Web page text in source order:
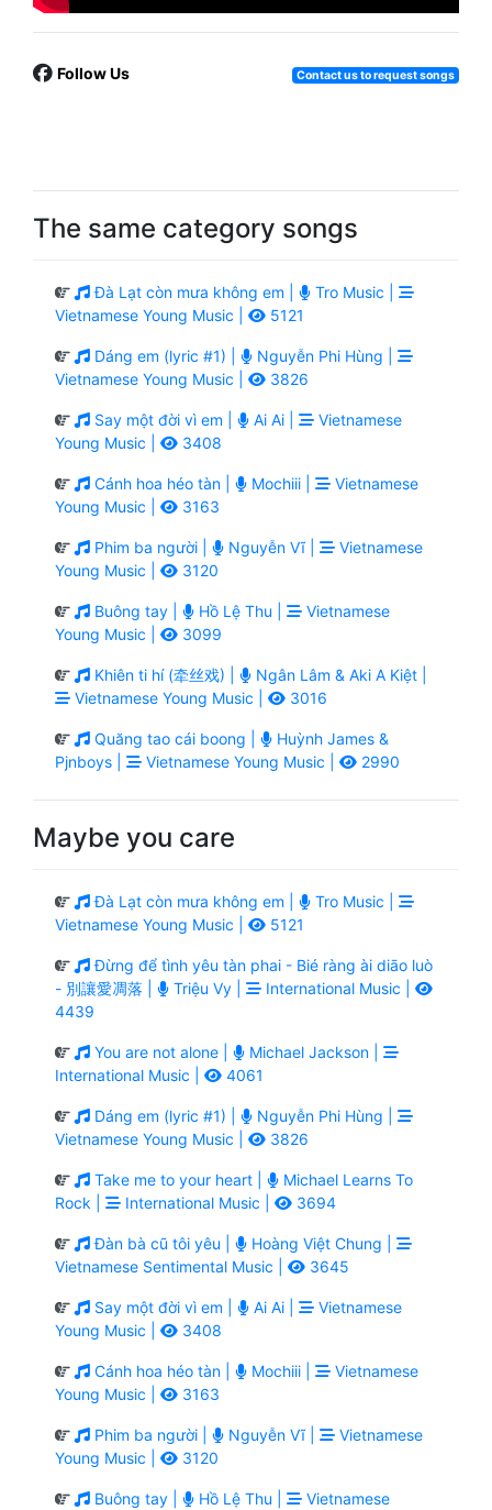
Follow Us Contact us to request songs
The same category songs
Đà Lạt còn mưa không em |
Tro Music |
Vietnamese Young Music |
5121
Dáng em (lyric #1) |
Nguyễn Phi Hùng |
Vietnamese Young Music |
3826
Say một đời vì em | Ai Ai |
Vietnamese
Young Music |
3408
Cánh hoa héo tàn | Mochiii |
Vietnamese
Young Music |
3163
Phim ba người | Nguyễn Vĩ |
Vietnamese
Young Music |
3120
Buông tay | Hồ Lệ Thu |
Vietnamese
Young Music |
3099
Khiên ti hí (牵丝戏) |
Ngân Lâm & Aki A Kiệt |
Vietnamese Young Music |
3016
Quăng tao cái boong |
Huỳnh James &
Pjnboys |
Vietnamese Young Music | 2990
Maybe you care
Đà Lạt còn mưa không em |
Tro Music |
Vietnamese Young Music |
5121
Đừng để tình yêu tàn phai - Bié ràng ài diāo luò
- 別讓愛凋落 |
Triệu Vy |
International Music |
4439
You are not alone |
Michael Jackson |
International Music |
4061
Dáng em (lyric #1) |
Nguyễn Phi Hùng |
Vietnamese Young Music |
3826
Take me to your heart |
Michael Learns To
Rock |
International Music | 3694
Đàn bà cũ tôi yêu |
Hoàng Việt Chung |
Vietnamese Sentimental Music |
3645
Say một đời vì em | Ai Ai |
Vietnamese
Young Music |
3408
Cánh hoa héo tàn | Mochiii |
Vietnamese
Young Music |
3163
Phim ba người | Nguyễn Vĩ |
Vietnamese
Young Music |
3120
Buông tay | Hồ Lệ Thu |
Vietnamese